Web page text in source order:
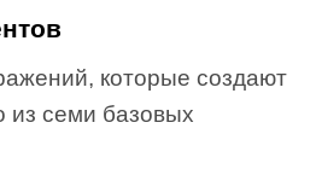
которые создают
из семи базовых